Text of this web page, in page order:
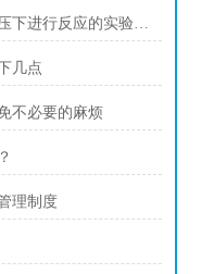
高温高压反应釜是一种能够在高温高压下进行反应的实验设备
几点
不必要的麻烦
理制度